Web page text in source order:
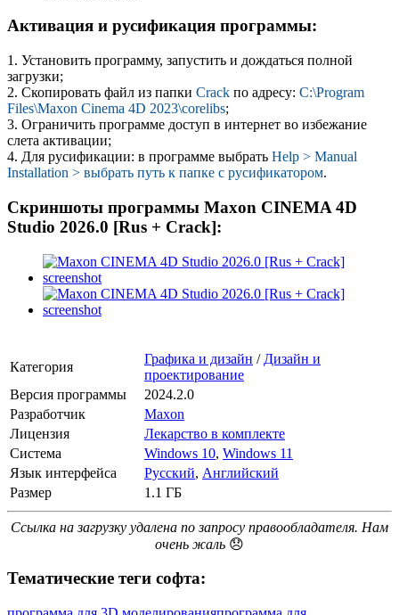
Активация и русификация программы:
1. Установить программу, запустить и дождаться полной
загрузки;
2. Скопировать файл из папки Crack по адресу: C:\Program
Files\Maxon Cinema 4D 2023\corelibs;
3. Ограничить программе доступ в интернет во избежание
слета активации;
4. Для русификации: в программе выбрать Help > Manual
Installation > выбрать путь к папке с русификатором.
Скриншоты программы Maxon CINEMA 4D
Studio 2026.0 [Rus + Crack]:
Категория
Графика и дизайн / Дизайн и
проектирование
Версия программы
2024.2.0
Разработчик
Maxon
Лицензия
Лекарство в комплекте
Система
Windows 10, Windows 11
Язык интерфейса
Русский, Английский
Размер
1.1 ГБ
Ссылка на загрузку удалена по запросу правообладателя. Нам
очень жаль 😞
Тематические теги софта: